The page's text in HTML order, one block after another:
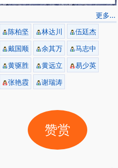
更多...
陈柏坚 林达川
伍廷杰
戴国顺 余其万
马志中
黄驱胜 黄远立
易少英
张艳霞 谢瑞涛
赞赏